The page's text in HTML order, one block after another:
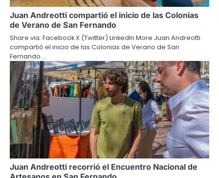
Juan Andreotti compartió el inicio de las Colonias
de Verano de San Fernando
Share via: Facebook X (Twitter) LinkedIn More Juan Andreotti
compartió el inicio de las Colonias de Verano de San
Fernando.…
Juan Andreotti recorrió el Encuentro Nacional de